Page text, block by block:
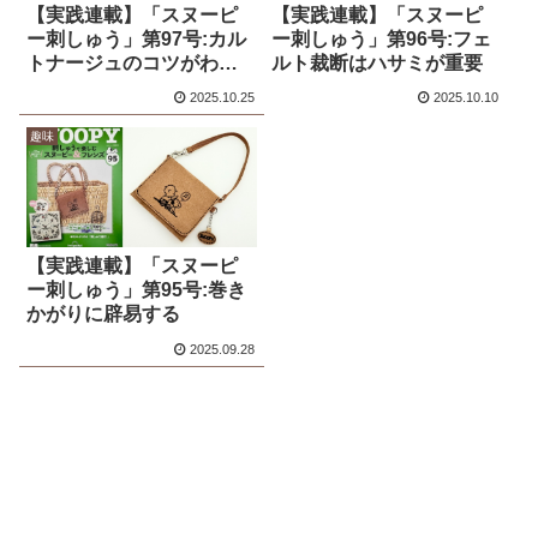
【実践連載】「スヌーピ
ー刺しゅう」第97号:カル
トナージュのコツがわか
2025.10.25
【実践連載】「スヌーピ
ー刺しゅう」第96号:フェ
ルト裁断はハサミが重要
2025.10.10
趣味
【実践連載】「スヌーピ
ー刺しゅう」第95号:巻き
かがりに辟易する
2025.09.28